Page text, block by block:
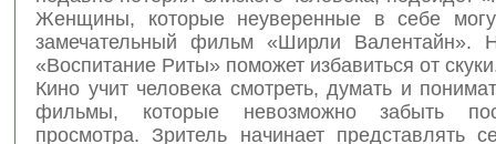
Женщины, которые неуверенные в себе
замечательный фильм «Ширли Валентайн».
«Воспитание Риты» поможет избавиться от
Кино учит человека смотреть, думать и
фильмы, которые невозможно забыть
просмотра. Зритель начинает представлять